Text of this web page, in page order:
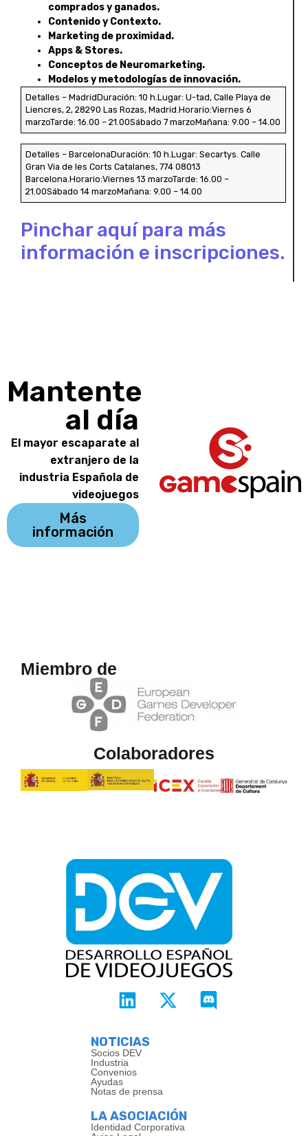
comprados y ganados.
Contenido y Contexto.
Marketing de proximidad.
Apps & Stores.
Conceptos de Neuromarketing.
Modelos y metodologías de innovación.
Detalles – MadridDuración: 10 h.Lugar: U-tad, Calle Playa de
Liencres, 2, 28290 Las Rozas, Madrid.Horario:Viernes 6
marzoTarde: 16.00 – 21.00Sábado 7 marzoMañana: 9.00 – 14.00
Detalles – BarcelonaDuración: 10 h.Lugar: Secartys. Calle
Gran Via de les Corts Catalanes, 774 08013
Barcelona.Horario:Viernes 13 marzoTarde: 16.00 –
21.00Sábado 14 marzoMañana: 9.00 – 14.00
Pinchar aquí para más
información e inscripciones.
Mantente
al día
El mayor escaparate al
extranjero de la
industria Española de
videojuegos
Más
información
Miembro de
Colaboradores
NOTICIAS
Socios DEV
Industria
Convenios
Ayudas
Notas de prensa
LA ASOCIACIÓN
Identidad Corporativa